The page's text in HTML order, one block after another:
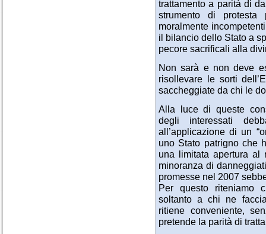
trattamento a parità di
strumento di protesta
moralmente
il bilancio dello Stato a
pecore sacrificali alla
Non sarà e non deve
risollevare le sorti
saccheggiate da chi le
Alla luce di queste
degli interessati
all’applicazione di un
uno Stato patrigno che
una limitata apertura al
minoranza di
promesse nel 2007
Per questo riteniamo
soltanto a chi ne
ritiene conveniente,
pretende la parità di